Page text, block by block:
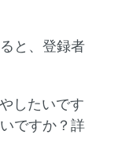
と、登録者
したいです
ですか？詳